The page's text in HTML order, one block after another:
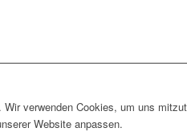
verwenden Cookies, um uns
Website anpassen.